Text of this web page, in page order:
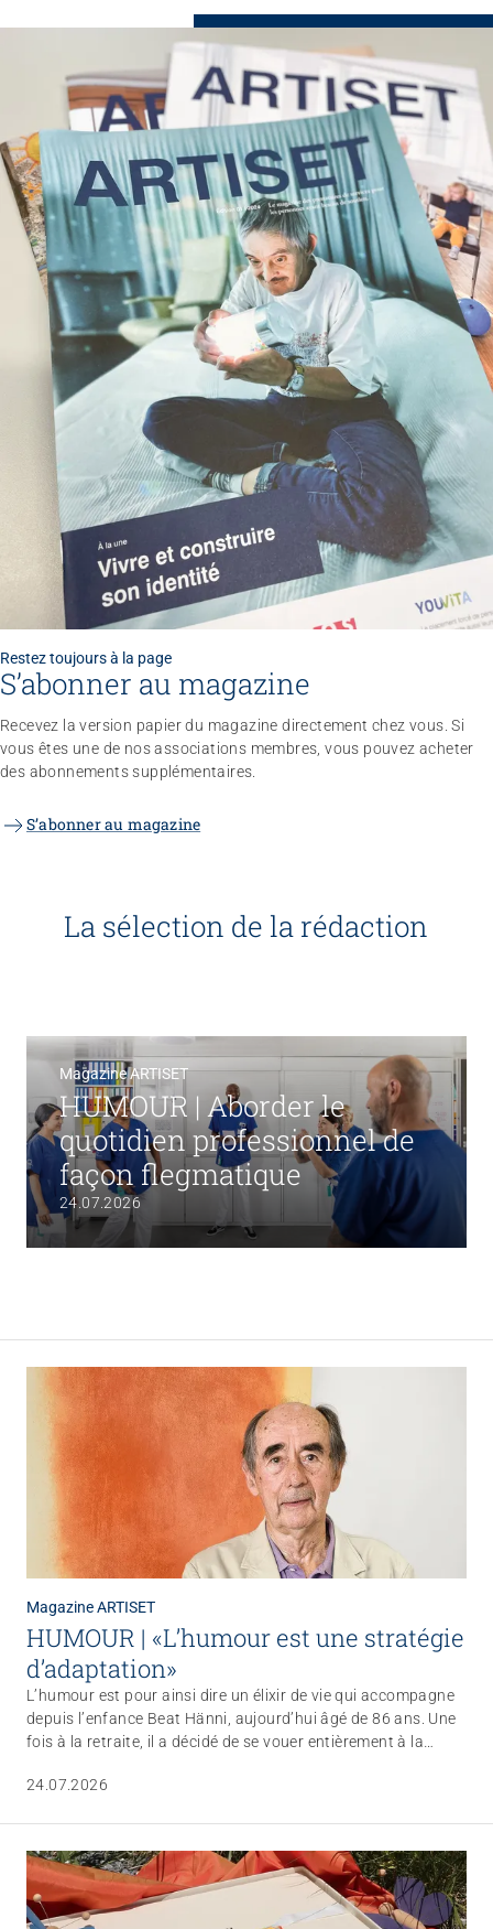
Restez toujours à la page
S’abonner au magazine
Recevez la version papier du magazine directement chez vous. Si
vous êtes une de nos associations membres, vous pouvez acheter
des abonnements supplémentaires.
S’abonner au magazine
La sélection de la rédaction
Magazine ARTISET
HUMOUR | Aborder le
quotidien professionnel de
façon flegmatique
24.07.2026
Magazine ARTISET
HUMOUR | «L’humour est une stratégie
d’adaptation»
L’humour est pour ainsi dire un élixir de vie qui accompagne
depuis l’enfance Beat Hänni, aujourd’hui âgé de 86 ans. Une
fois à la retraite, il a décidé de se vouer entièrement à la
défend avant tout l’idée de cultiver le sens de l’humour et
24.07.2026